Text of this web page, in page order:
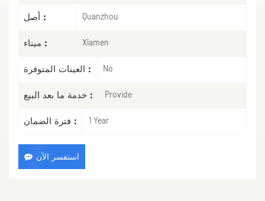
أصل : Quanzhou
ميناء : Xiamen
العينات المتوفرة : No
خدمة ما بعد البيع : Provide
فترة الضمان : 1 Year
استفسر الآن